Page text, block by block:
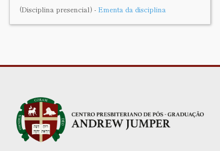
(Disciplina presencial) - Ementa da disciplina